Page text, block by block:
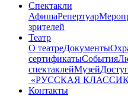
Спектакли
АфишаРепертуар
зрителей
Театр
О театреДокументы
сертификатыСобытия
спектаклейМузей
«РУССКАЯ
Контакты